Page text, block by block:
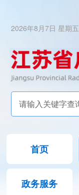
2026年8月7日 星期五
首页
政务服务